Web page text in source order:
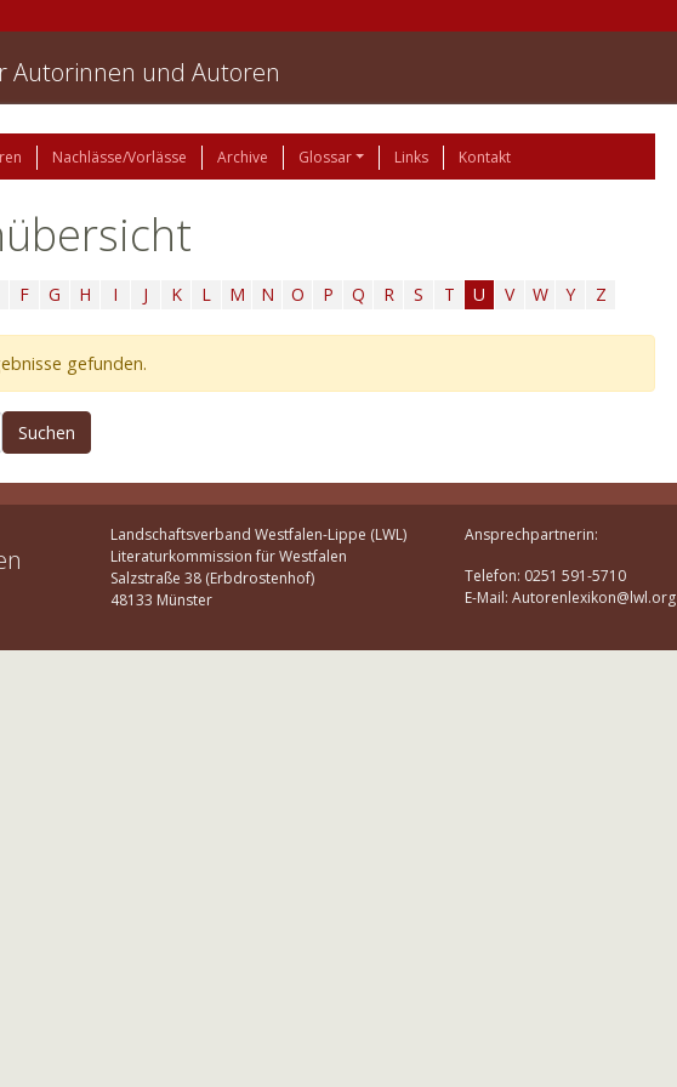
Autorinnen und Autoren
Nachlässe/Vorlässe Archive Glossar Links Kontakt
F G H I J K L M N O P Q R S T U V W Y Z
gefunden.
Landschaftsverband Westfalen-Lippe (LWL)
Literaturkommission für Westfalen
Salzstraße 38 (Erbdrostenhof)
48133 Münster
Ansprechpartnerin:
Telefon: 0251 591-5710
E-Mail: Autorenlexikon@lwl.org